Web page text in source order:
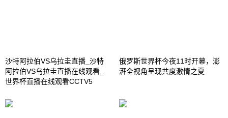
沙特阿拉伯VS乌拉圭直播_沙特
阿拉伯VS乌拉圭直播在线观看_
世界杯直播在线观看CCTV5
俄罗斯世界杯今夜11时开幕，澎
湃全视角呈现共度激情之夏